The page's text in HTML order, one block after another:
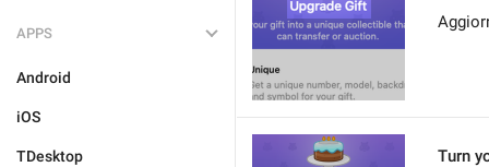
APPS
Android
iOS
TDesktop Turn